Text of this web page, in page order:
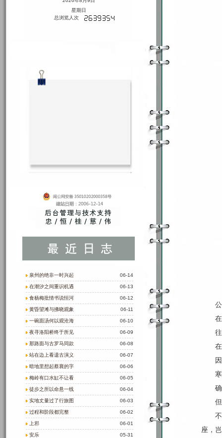
星期日
总浏览人次
06-14
泉州的绝非一时兴起
06-13
在潮汐之间重识机遇
06-12
食杨梅批情书说恒河
06-11
黄昏望滩与拂晓观象
06-10
一碗面汤何以观沧海
06-09
夜寻洛阳桥终于所见
06-08
那路面与古罗马同款
06-07
站在边上看遗古演义
06-06
暗地里想起蔡襄的字
06-05
梅岭有口水缸不让看
06-04
徒步之所以命悬一线
06-03
实地丈量过了行旅图
06-02
过程和阶段都完整
06-01
上邪
05-31
安乐
座，